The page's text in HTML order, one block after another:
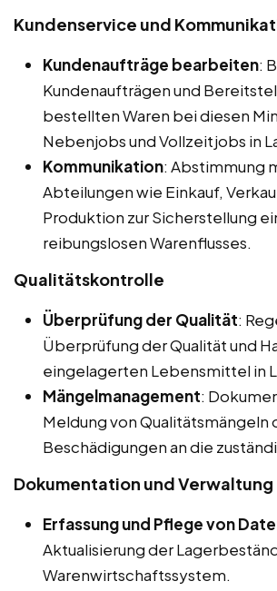
Kundenservice und
Kundenaufträge bearbeiten:
Kundenaufträgen und
bestellten Waren bei diesen
Nebenjobs und Vollzeitjobs in
Kommunikation: Abstimmung
Abteilungen wie Einkauf,
Produktion zur Sicherstellung
reibungslosen Warenflusses.
Qualitätskontrolle
Überprüfung der Qualität:
Überprüfung der Qualität und
eingelagerten Lebensmittel in
Mängelmanagement:
Meldung von Qualitätsmängeln
Beschädigungen an die
Dokumentation und Verwaltung
Erfassung und Pflege von
Aktualisierung der
Warenwirtschaftssystem.